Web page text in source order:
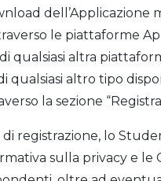
dell’Applicazione
le piattaforme
qualsiasi altra
qualsiasi altro tipo
la sezione
registrazione, lo
sulla privacy e le